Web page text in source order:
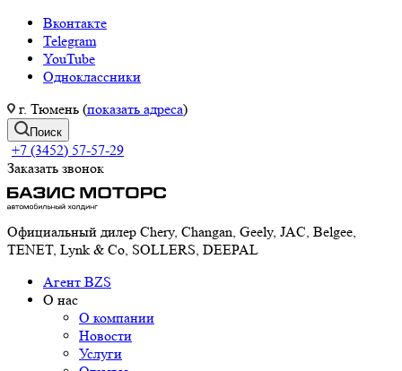
Вконтакте
Telegram
YouTube
Одноклассники
г. Тюмень (показать адреса)
Поиск
+7 (3452) 57-57-29
Заказать звонок
Официальный дилер Chery, Changan, Geely, JAC, Belgee,
TENET, Lynk & Co, SOLLERS, DEEPAL
Агент BZS
О нас
О компании
Новости
Услуги